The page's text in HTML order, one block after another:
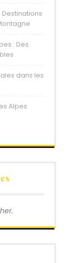
Destinations
: Des
dans les
Alpes